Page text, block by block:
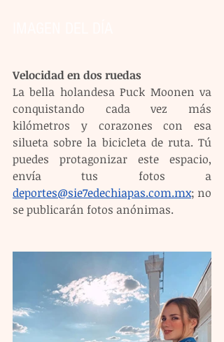
Velocidad en dos ruedas
La bella holandesa Puck Moonen va
conquistando cada vez más
kilómetros y corazones con esa
silueta sobre la bicicleta de ruta. Tú
puedes protagonizar este espacio,
deportes@sie7edechiapas.com.mx; no
se publicarán fotos anónimas.